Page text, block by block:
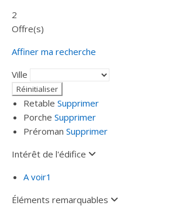
2
Offre(s)
Affiner ma recherche
Ville
Retable Supprimer
Porche Supprimer
Préroman Supprimer
Intérêt de l'édifice
A voir1
Éléments remarquables